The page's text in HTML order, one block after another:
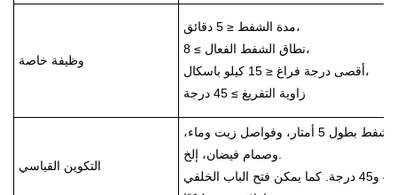
وظيفة خاصة
مدة الشفط ≤ 5 دقائق،
نطاق الشفط الفعال ≥ 8،
أقصى درجة فراغ ≤ 15 كيلو باسكال،
زاوية التفريغ ≥ 45 درجة
التكوين القياسي
مجهزة بنافذة فحص، وصمام تصريف، وجهاز تنظيف، وأنبوب شفط بطول 5 أمتار، وفواصل زيت وماء،
يمكن رفع خزان تفريغ الأسطوانة هيدروليكيًا بزاوية تتراوح بين 40 و45 درجة. كما يمكن فتح الباب الخلفي